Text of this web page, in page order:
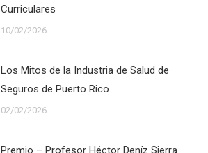
Curriculares
10/02/2026
Los Mitos de la Industria de Salud de
Seguros de Puerto Rico
02/02/2026
Premio – Profesor Héctor Deníz Sierra